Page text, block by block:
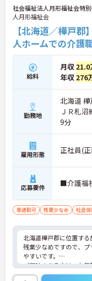
社会福祉法人月形福祉会特
人月形福祉会
【北海道／樺戸
人ホームでの介護
給料
月収 21.0
年収 276
勤務地
北海道
ＪＲ札
9分
雇用形態 正社員(
応募要件 ■介護福
車通勤可 残業少なめ 社会
北海道樺戸郡に位置する
残業少なめですので、
やすいです。
ご興味のある方は、お
い。